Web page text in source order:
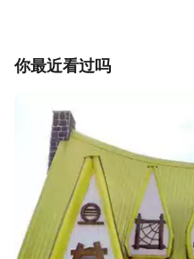
你最近看过吗